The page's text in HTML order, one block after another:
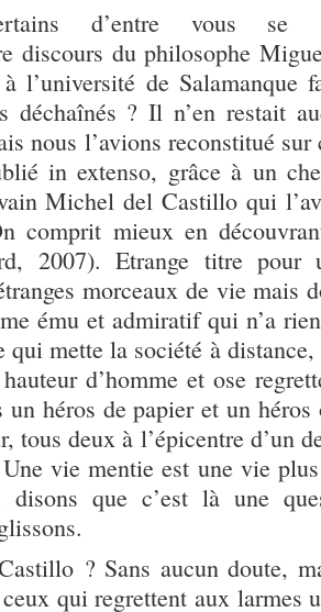
d’entre vous se
discours du philosophe
l’université de Salamanque
déchaînés ? Il n’en restait
nous l’avions reconstitué
in extenso, grâce à un
Michel del Castillo qui
comprit mieux en
2007). Etrange titre pour
morceaux de vie mais
ému et admiratif qui n’a
qui mette la société à
d’homme et ose
un héros de papier et un
tous deux à l’épicentre d’un
vie mentie est une vie
que c’est là une
? Sans aucun doute,
qui regrettent aux larmes